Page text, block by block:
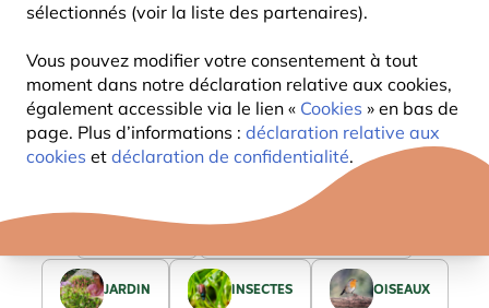
sélectionnés (voir la liste des partenaires).
Vous pouvez modifier votre consentement à tout
moment dans notre déclaration relative aux cookies,
également accessible via le lien « Cookies » en bas de
page. Plus d’informations : déclaration relative aux
cookies et déclaration de confidentialité.
FAUNE CONSEILS & ASTUCES
JARDIN INSECTES OISEAUX